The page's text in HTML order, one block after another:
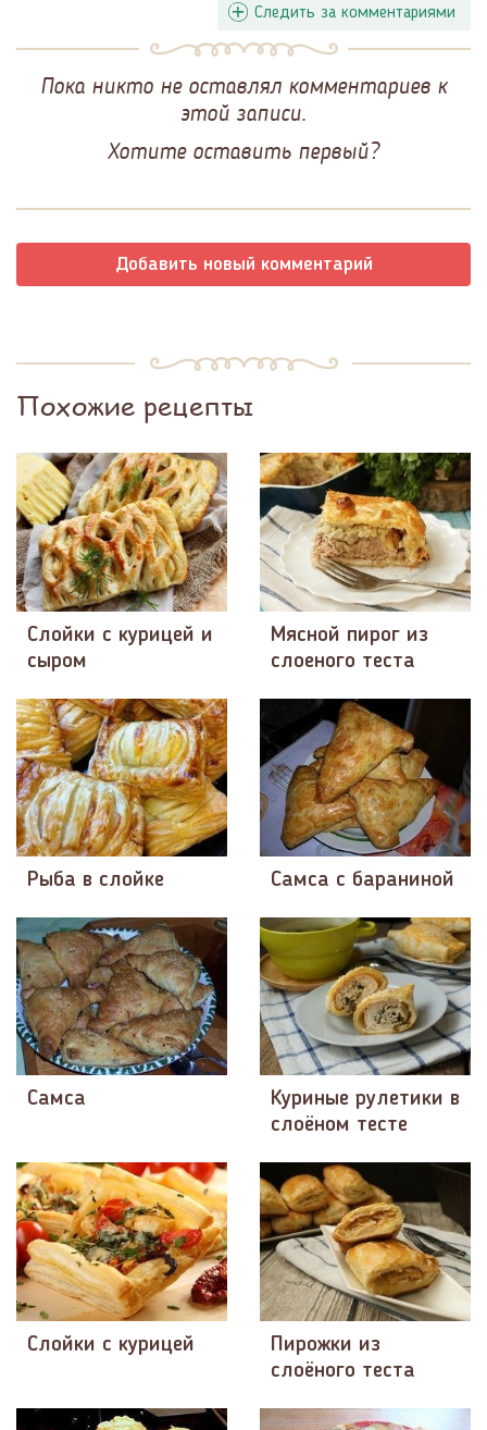
Следить за комментариями
Пока никто не оставлял комментариев к
этой записи.
Хотите оставить первый?
Добавить новый комментарий
Похожие рецепты
Слойки с курицей и
сыром
Мясной пирог из
слоеного теста
Рыба в слойке Самса с бараниной
Самса
Куриные рулетики в
слоёном тесте
Слойки с курицей
Пирожки из
слоёного теста